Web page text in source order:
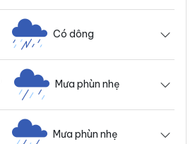
Có dông
Mưa phùn nhẹ
Mưa phùn nhẹ